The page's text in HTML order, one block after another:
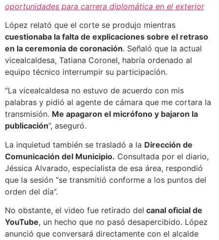
oportunidades para carrera diplomática en el exterior
López relató que el corte se produjo mientras
cuestionaba la falta de explicaciones sobre el retraso
en la ceremonia de coronación. Señaló que la actual
vicealcaldesa, Tatiana Coronel, habría ordenado al
equipo técnico interrumpir su participación.
“La vicealcaldesa no estuvo de acuerdo con mis
palabras y pidió al agente de cámara que me cortara la
transmisión. Me apagaron el micrófono y bajaron la
publicación”, aseguró.
La inquietud también se trasladó a la Dirección de
Comunicación del Municipio. Consultada por el diario,
Jéssica Alvarado, especialista de esa área, respondió
que la sesión “se transmitió conforme a los puntos del
orden del día”.
No obstante, el video fue retirado del canal oficial de
YouTube, un hecho que no pasó desapercibido. López
anunció que conversará directamente con el alcalde